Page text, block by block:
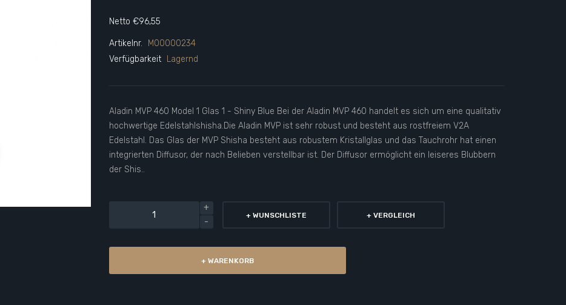
Netto €96,55
Artikelnr.
M00000234
Verfügbarkeit
Lagernd
Aladin MVP 460 Model 1 Glas 1 - Shiny Blue Bei der Aladin MVP 460 handelt es sich um eine qualitativ
hochwertige Edelstahlshisha.Die Aladin MVP ist sehr robust und besteht aus rostfreiem V2A
Edelstahl. Das Glas der MVP Shisha besteht aus robustem Kristallglas und das Tauchrohr hat einen
integrierten Diffusor, der nach Belieben verstellbar ist. Der Diffusor ermöglicht ein leiseres Blubbern
der Shis..
+ WUNSCHLISTE + VERGLEICH
+ WARENKORB